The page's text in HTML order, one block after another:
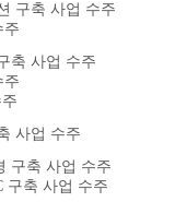
구축 사업 수주
주
축 사업 수주
주
사업 수주
구축 사업 수주
구축 사업 수주